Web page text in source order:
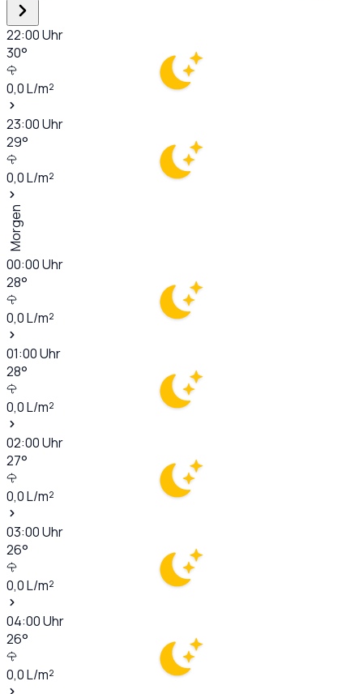
22:00Uhr
30°
0,0L/m²
23:00Uhr
29°
0,0L/m²
Morgen
00:00Uhr
28°
0,0L/m²
01:00Uhr
28°
0,0L/m²
02:00Uhr
27°
0,0L/m²
03:00Uhr
26°
0,0L/m²
04:00Uhr
26°
0,0L/m²